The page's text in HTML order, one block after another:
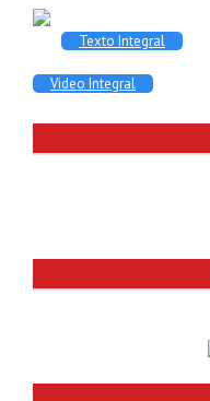
Texto Integral
Video Integral